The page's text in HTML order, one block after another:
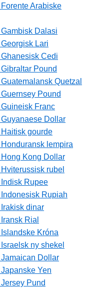
Arabiske
Dalasi
Lari
Cedi
Pound
Quetzal
Pound
Franc
Dollar
gourde
lempira
Kong Dollar
rubel
Rupee
Rupiah
dinar
Rial
Króna
ny shekel
Dollar
Yen
Pund